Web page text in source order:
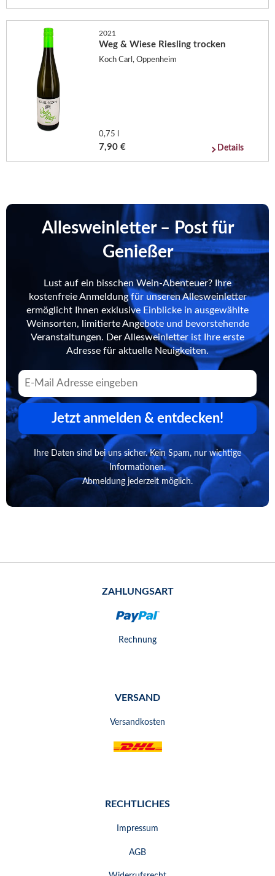
2021
Weg & Wiese Riesling trocken
Koch Carl, Oppenheim
0,75 l
7,90 € Details
Allesweinletter – Post für
Genießer
Lust auf ein bisschen Wein-Abenteuer? Ihre
kostenfreie Anmeldung für unseren Allesweinletter
ermöglicht Ihnen exklusive Einblicke in ausgewählte
Weinsorten, limitierte Angebote und bevorstehende
Veranstaltungen. Der Allesweinletter ist Ihre erste
Adresse für aktuelle Neuigkeiten.
Jetzt anmelden & entdecken!
Ihre Daten sind bei uns sicher. Kein Spam, nur wichtige
Informationen.
Abmeldung jederzeit möglich.
ZAHLUNGSART
Rechnung
VERSAND
Versandkosten
RECHTLICHES
Impressum
AGB